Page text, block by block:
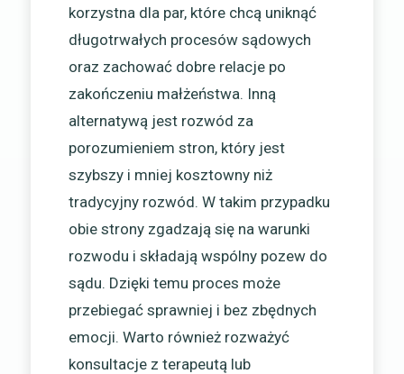
korzystna dla par, które chcą uniknąć
długotrwałych procesów sądowych
oraz zachować dobre relacje po
zakończeniu małżeństwa. Inną
alternatywą jest rozwód za
porozumieniem stron, który jest
szybszy i mniej kosztowny niż
tradycyjny rozwód. W takim przypadku
obie strony zgadzają się na warunki
rozwodu i składają wspólny pozew do
sądu. Dzięki temu proces może
przebiegać sprawniej i bez zbędnych
emocji. Warto również rozważyć
konsultacje z terapeutą lub